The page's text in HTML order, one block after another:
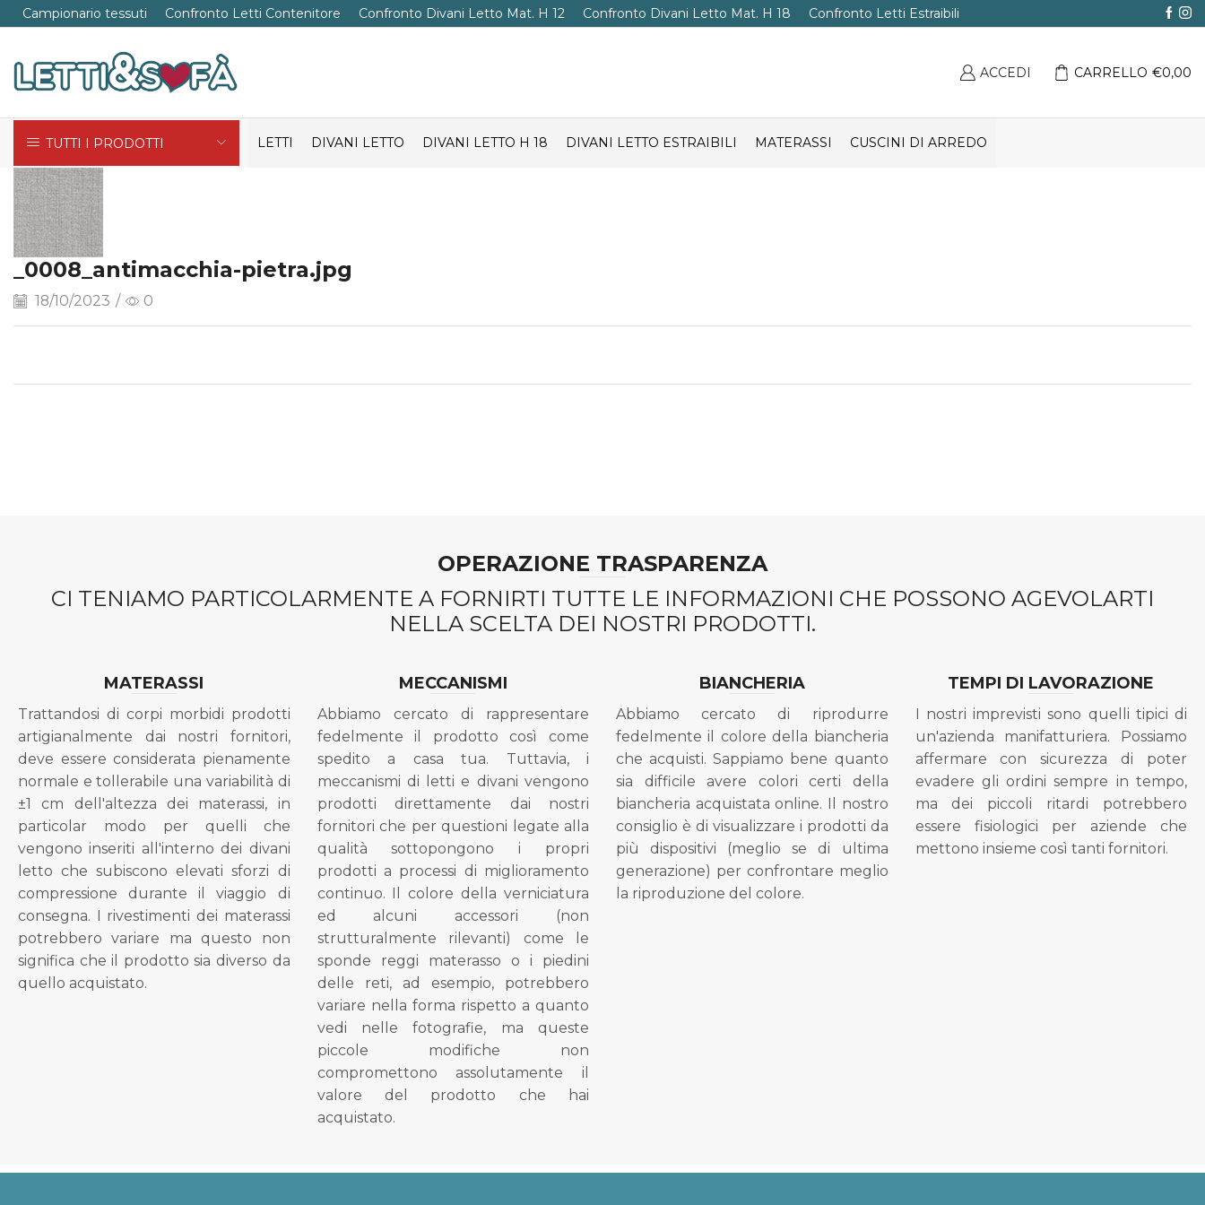
Campionario tessuti Confronto Letti Contenitore Confronto Divani Letto Mat. H 12 Confronto Divani Letto Mat. H 18 Confronto Letti Estraibili
ACCEDI CARRELLO €0,00
TUTTI I PRODOTTI LETTI DIVANI LETTO DIVANI LETTO H 18 DIVANI LETTO ESTRAIBILI MATERASSI CUSCINI DI ARREDO
_0008_antimacchia-pietra.jpg
18/10/2023 / 0
OPERAZIONE TRASPARENZA
CI TENIAMO PARTICOLARMENTE A FORNIRTI TUTTE LE INFORMAZIONI CHE POSSONO AGEVOLARTI
NELLA SCELTA DEI NOSTRI PRODOTTI.
MATERASSI
Trattandosi di corpi morbidi prodotti
artigianalmente dai nostri fornitori,
deve essere considerata pienamente
normale e tollerabile una variabilità di
±1 cm dell'altezza dei materassi, in
particolar modo per quelli che
vengono inseriti all'interno dei divani
letto che subiscono elevati sforzi di
compressione durante il viaggio di
consegna. I rivestimenti dei materassi
potrebbero variare ma questo non
significa che il prodotto sia diverso da
quello acquistato.
MECCANISMI
Abbiamo cercato di rappresentare
fedelmente il prodotto così come
spedito a casa tua. Tuttavia, i
meccanismi di letti e divani vengono
prodotti direttamente dai nostri
fornitori che per questioni legate alla
qualità sottopongono i propri
prodotti a processi di miglioramento
continuo. Il colore della verniciatura
ed alcuni accessori (non
strutturalmente rilevanti) come le
sponde reggi materasso o i piedini
delle reti, ad esempio, potrebbero
variare nella forma rispetto a quanto
vedi nelle fotografie, ma queste
piccole modifiche non
compromettono assolutamente il
valore del prodotto che hai
acquistato.
BIANCHERIA
Abbiamo cercato di riprodurre
fedelmente il colore della biancheria
che acquisti. Sappiamo bene quanto
sia difficile avere colori certi della
biancheria acquistata online. Il nostro
consiglio è di visualizzare i prodotti da
più dispositivi (meglio se di ultima
generazione) per confrontare meglio
la riproduzione del colore.
TEMPI DI LAVORAZIONE
I nostri imprevisti sono quelli tipici di
un'azienda manifatturiera. Possiamo
affermare con sicurezza di poter
evadere gli ordini sempre in tempo,
ma dei piccoli ritardi potrebbero
essere fisiologici per aziende che
mettono insieme così tanti fornitori.